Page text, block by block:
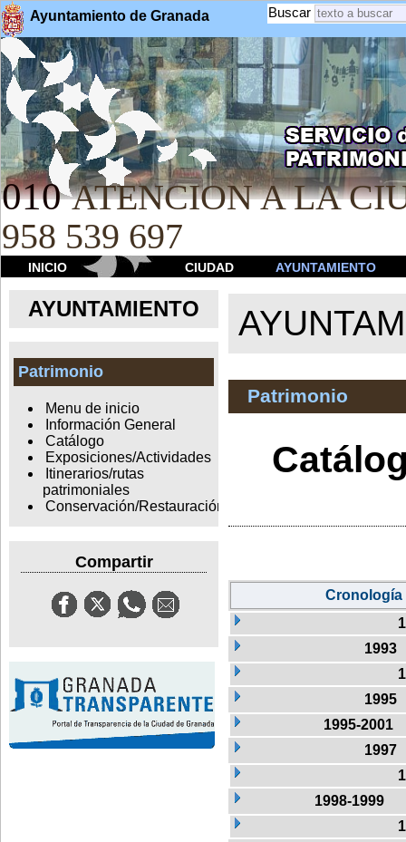
Ayuntamiento de Granada Buscar
010 ATENCION A LA
958 539 697
INICIO CIUDAD AYUNTAMIENTO
AYUNTAMIENTO
Patrimonio
Menu de inicio
Información General
Catálogo
Exposiciones/Actividades
Itinerarios/rutas
patrimoniales
Conservación/Restauración
Compartir
Patrimonio
Cronología
1993
1995
1995-2001
1997
1998-1999